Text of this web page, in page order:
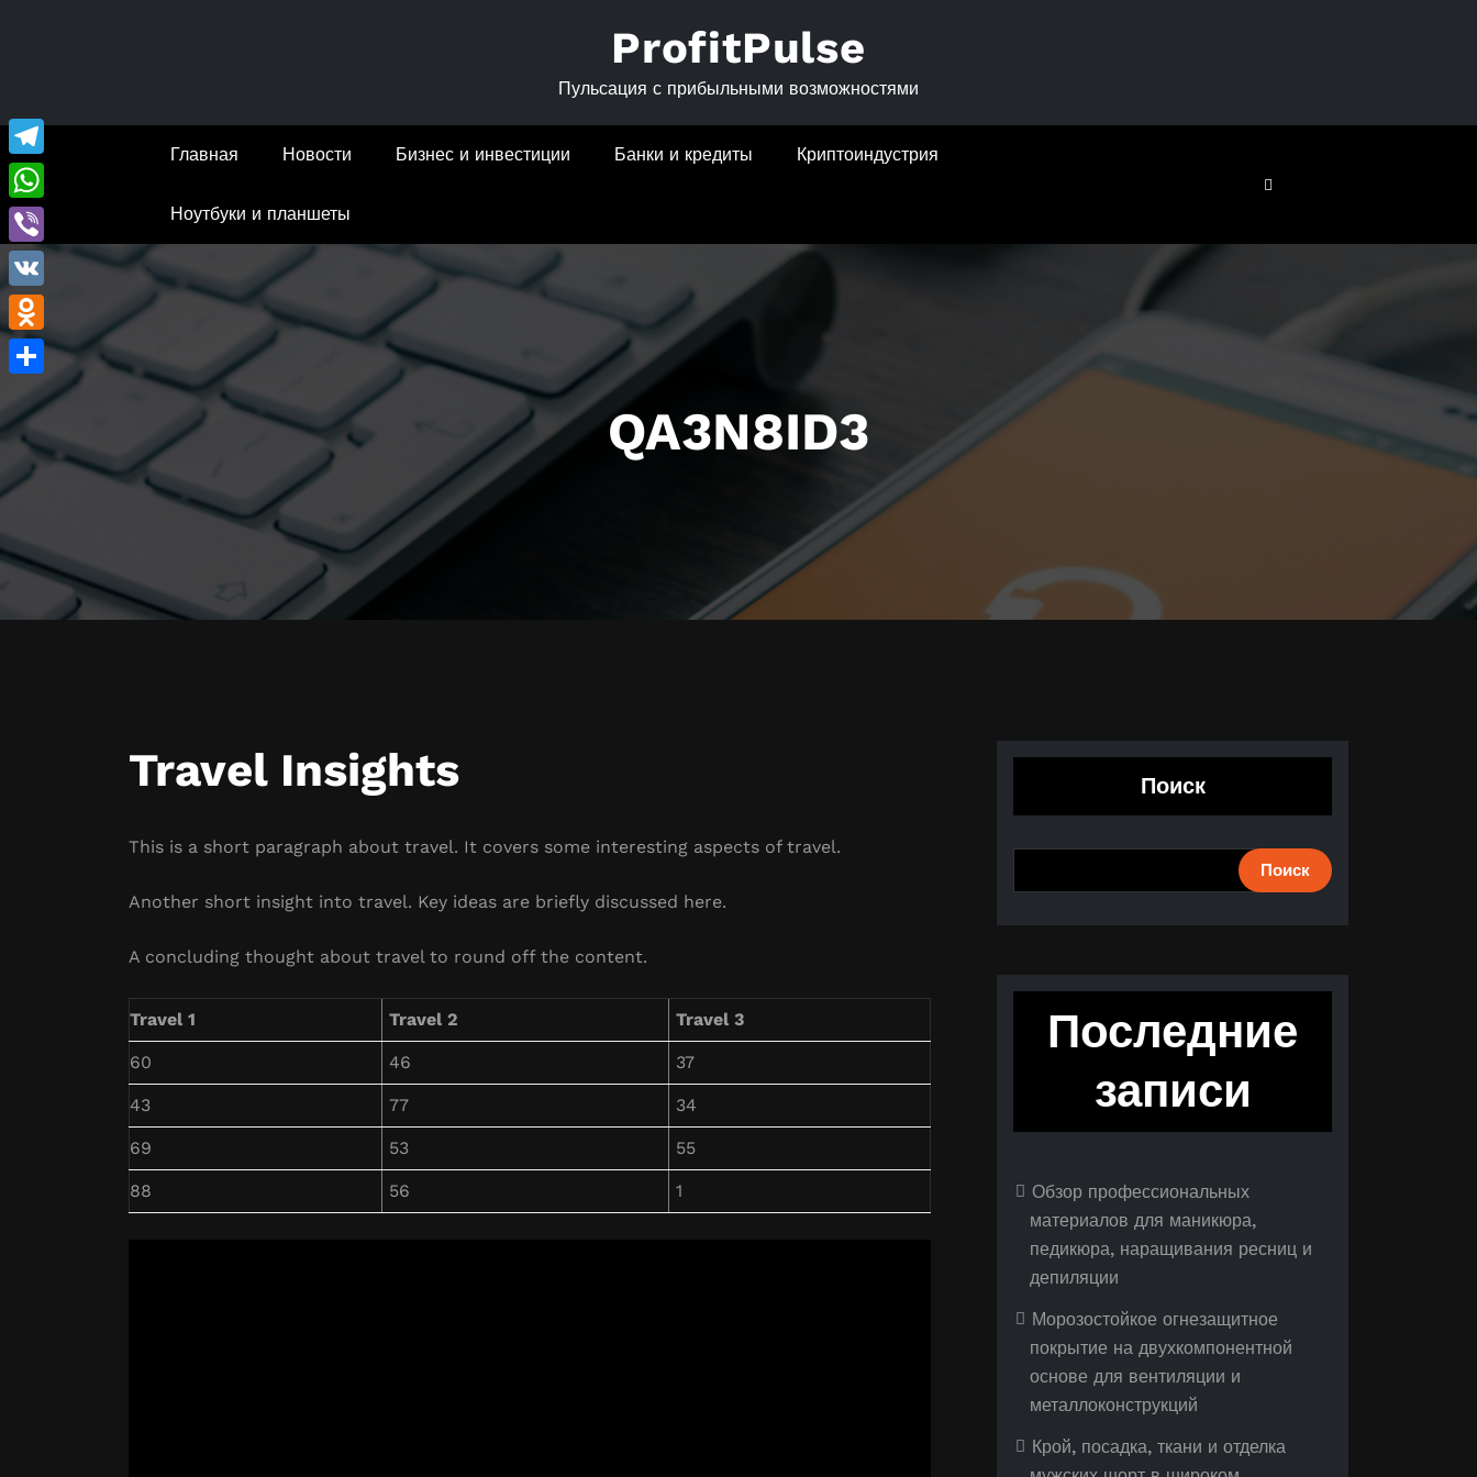
ProfitPulse
Пульсация с прибыльными возможностями
Главная Новости Бизнес и инвестиции Банки и кредиты Криптоиндустрия
Ноутбуки и планшеты
QA3N8ID3
Travel Insights
This is a short paragraph about travel. It covers some interesting aspects of travel.
Another short insight into travel. Key ideas are briefly discussed here.
A concluding thought about travel to round off the content.
Travel 1 Travel 2 Travel 3
60 46 37
43 77 34
69 53 55
88 56 1
Поиск
Поиск
Последние
записи
Обзор профессиональных
материалов для маникюра,
педикюра, наращивания ресниц и
депиляции
Морозостойкое огнезащитное
покрытие на двухкомпонентной
основе для вентиляции и
металлоконструкций
Крой, посадка, ткани и отделка
Telegram
WhatsApp
Viber
VK
Odnoklassniki
Отправить